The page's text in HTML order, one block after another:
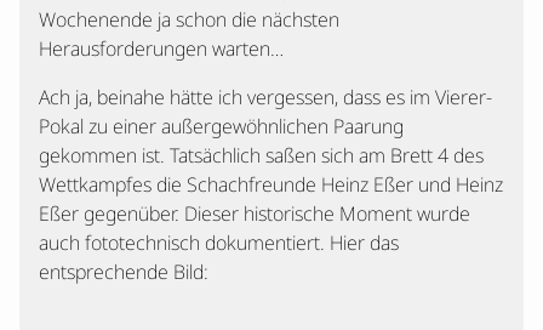
Wochenende ja schon die nächsten
Herausforderungen warten…
Ach ja, beinahe hätte ich vergessen, dass es im Vierer-
Pokal zu einer außergewöhnlichen Paarung
gekommen ist. Tatsächlich saßen sich am Brett 4 des
Wettkampfes die Schachfreunde Heinz Eßer und Heinz
Eßer gegenüber. Dieser historische Moment wurde
auch fototechnisch dokumentiert. Hier das
entsprechende Bild: